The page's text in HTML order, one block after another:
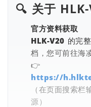
🔍 关于
官方资料获取
HLK-V20 的完
档，您可前往海
👉
https://
（在页面搜索栏
源）